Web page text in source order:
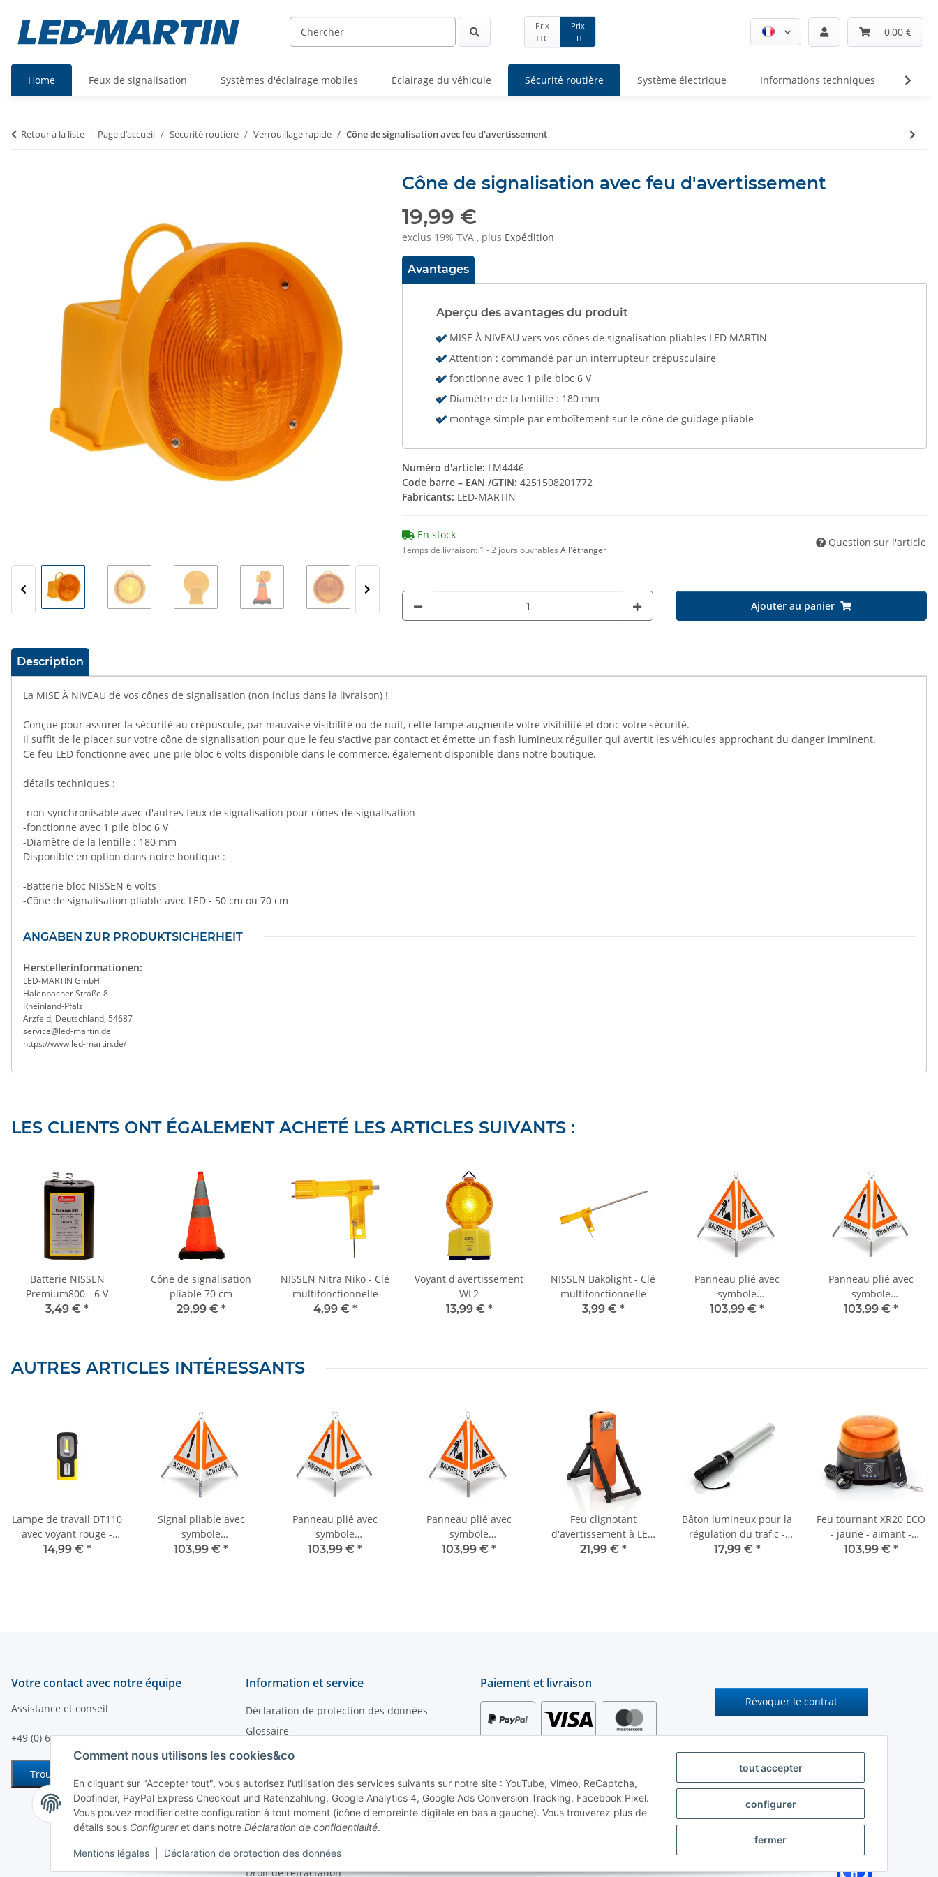
tout accepter
configurer
fermer
Comment nous utilisons les cookies&co
En cliquant sur "Accepter tout", vous autorisez l'utilisation des services suivants sur notre site : YouTube, Vimeo, ReCaptcha,
Doofinder, PayPal Express Checkout und Ratenzahlung, Google Analytics 4, Google Ads Conversion Tracking, Facebook Pixel.
Vous pouvez modifier cette configuration à tout moment (icône d'empreinte digitale en bas à gauche). Vous trouverez plus de
détails sous Configureret dans notre Déclaration de confidentialité.
Mentions légales Déclaration de protection des données
Prix
TTC
Prix
HT
0,00 €
Home Feux de signalisation Systèmes d'éclairage mobiles Éclairage du véhicule Sécurité routière Système électrique Informations techniques
TTC
HT
Retour à la liste Page d’accueil Sécurité routière Verrouillage rapide Cône de signalisation avec feu d'avertissement
Cône de signalisation avec feu d'avertissement
19,99 €
exclus 19% TVA , plus Expédition
Avantages
Aperçu des avantages du produit
MISE À NIVEAU vers vos cônes de signalisation pliables LED MARTIN
Attention : commandé par un interrupteur crépusculaire
fonctionne avec 1 pile bloc 6 V
Diamètre de la lentille : 180 mm
montage simple par emboîtement sur le cône de guidage pliable
Numéro d'article: LM4446
Code barre – EAN /GTIN: 4251508201772
Fabricants: LED-MARTIN
En stock
Temps de livraison: 1 - 2 jours ouvrables À l'étranger
Question sur l'article
Ajouter au panier
#productDetails.showMoreTabs#
Description
La MISE À NIVEAU de vos cônes de signalisation (non inclus dans la livraison) !
Conçue pour assurer la sécurité au crépuscule, par mauvaise visibilité ou de nuit, cette lampe augmente votre visibilité et donc votre sécurité.
Il suffit de le placer sur votre cône de signalisation pour que le feu s'active par contact et émette un flash lumineux régulier qui avertit les véhicules approchant du danger imminent.
Ce feu LED fonctionne avec une pile bloc 6 volts disponible dans le commerce, également disponible dans notre boutique.
détails techniques :
-non synchronisable avec d'autres feux de signalisation pour cônes de signalisation
-fonctionne avec 1 pile bloc 6 V
-Diamètre de la lentille : 180 mm
Disponible en option dans notre boutique :
-Batterie bloc NISSEN 6 volts
-Cône de signalisation pliable avec LED - 50 cm ou 70 cm
ANGABEN ZUR PRODUKTSICHERHEIT
Herstellerinformationen:
LED-MARTIN GmbH
Halenbacher Straße 8
Rheinland-Pfalz
Arzfeld, Deutschland, 54687
service@led-martin.de
https://www.led-martin.de/
LES CLIENTS ONT ÉGALEMENT ACHETÉ LES ARTICLES SUIVANTS :
Batterie NISSEN
Premium800 - 6 V
3,49 € *
Cône de signalisation
pliable 70 cm
29,99 € *
NISSEN Nitra Niko - Clé
multifonctionnelle
4,99 € *
Voyant d'avertissement
WL2
13,99 € *
NISSEN Bakolight - Clé
multifonctionnelle
3,99 € *
Panneau plié avec
symbole
d'avertissement VZ 123
103,99 € *
Panneau plié avec
symbole
d'avertissement VZ 101
103,99 € *
AUTRES ARTICLES INTÉRESSANTS
Lampe de travail DT110
avec voyant rouge -
batterie Li-Ion
14,99 € *
Signal pliable avec
symbole
d'avertissement VZ 101
103,99 € *
Panneau plié avec
symbole
d'avertissement VZ 101
103,99 € *
Panneau plié avec
symbole
d'avertissement VZ 123
103,99 € *
Feu clignotant
d'avertissement à LED
PALE - luminosité max
21,99 € *
Bâton lumineux pour la
régulation du trafic -
rouge/vert
17,99 € *
Feu tournant XR20 ECO
- jaune - aimant -
batterie - 220 km/h
103,99 € *
Votre contact avec notre équipe
Assistance et conseil
+49 (0) 6550 979 969-0
Trouver un interlocuteur
Information et service
Déclaration de protection des données
Glossaire
Conditions générales de vente
Moyens de paiement
Informations sur la livraison
Mentions légales
Informations sur la loi relative aux piles
Droit de rétractation
Paiement et livraison
Révoquer le contrat